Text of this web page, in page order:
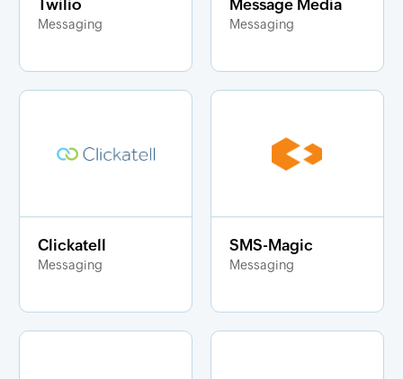
Twilio
Messaging
Message Media
Messaging
Clickatell
Messaging
SMS-Magic
Messaging